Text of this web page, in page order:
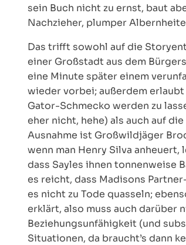
sein Buch nicht zu ernst, baut
Nachzieher, plumper
Das trifft sowohl auf die
einer Großstadt aus dem
eine Minute später einem
wieder vorbei; außerdem
Gator-Schmecko werden zu
eher nicht, hehe) als auch auf
Ausnahme ist Großwildjäger
wenn man Henry Silva
dass Sayles ihnen tonnenweise
es reicht, dass Madisons
es nicht zu Tode quasseln;
erklärt, also muss auch
Beziehungsunfähigkeit (und
Situationen, da braucht’s dann